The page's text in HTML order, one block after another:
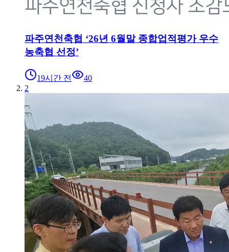
파주연천축협 ‘26년 6월말 종합업적평가 우수
농축협 선정’
19시간 전
40
2